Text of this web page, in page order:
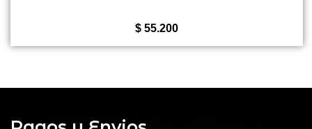
$ 55.200